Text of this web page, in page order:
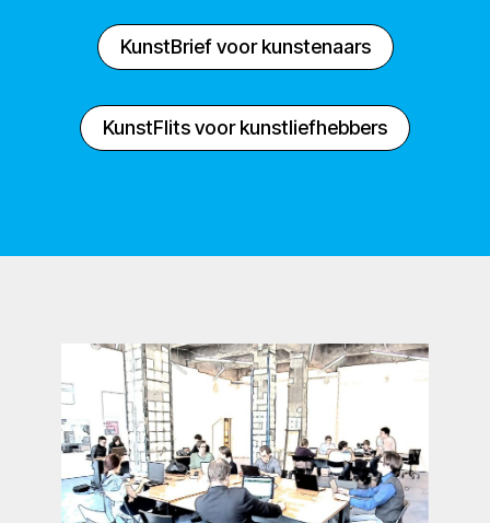
KunstBrief voor kunstenaars
KunstFlits voor kunstliefhebbers